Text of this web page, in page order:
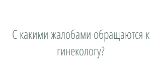
С какими жалобами обращаются к
гинекологу?